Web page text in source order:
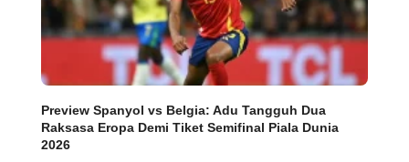
Preview Spanyol vs Belgia: Adu Tangguh Dua
Raksasa Eropa Demi Tiket Semifinal Piala Dunia
2026